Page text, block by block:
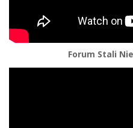
Forum Stali